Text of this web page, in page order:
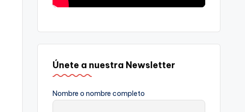
Únete a nuestra Newsletter
Nombre o nombre completo